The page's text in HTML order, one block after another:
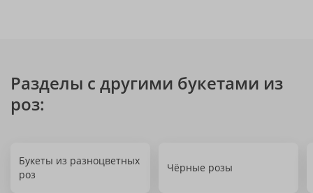
Разделы с другими букетами из
роз:
Букеты из разноцветных
роз
Чёрные розы